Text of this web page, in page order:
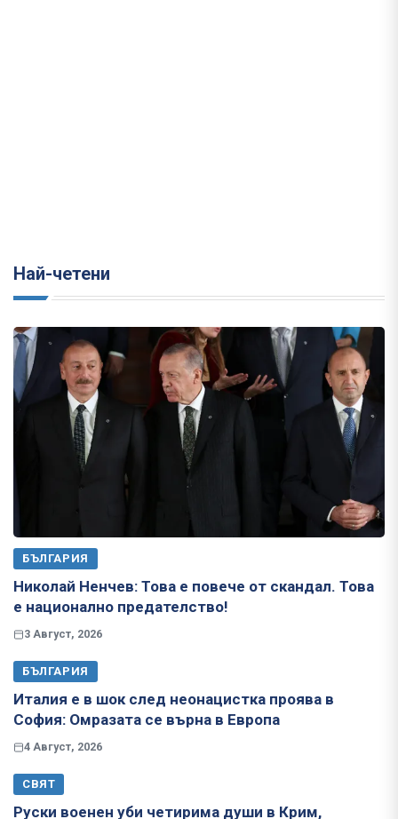
Най-четени
БЪЛГАРИЯ
Николай Ненчев: Това е повече от скандал. Това
е национално предателство!
3 Август, 2026
БЪЛГАРИЯ
Италия е в шок след неонацистка проява в
София: Омразата се върна в Европа
4 Август, 2026
СВЯТ
Руски военен уби четирима души в Крим,